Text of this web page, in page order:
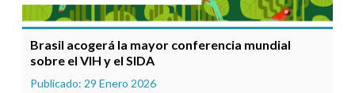
Brasil acogerá la mayor conferencia mundial
sobre el VIH y el SIDA
Publicado: 29 Enero 2026